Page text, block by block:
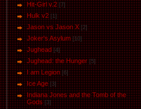
Hit-Girl v.2 [7]
Hulk v2 [1]
Jason vs Jason Х [2]
Joker's Asylum [10]
Jughead [4]
Jughead: the Hunger [5]
I am Legion [6]
Ice Age [3]
Indiana Jones and the Tomb of the
Gods [3]